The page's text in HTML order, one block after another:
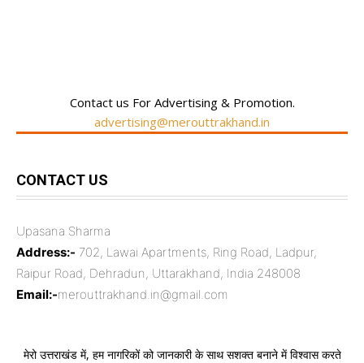
Contact us For Advertising & Promotion.
advertising@merouttrakhand.in
CONTACT US
Upasana Sharma
Address:- 702, Lawai Apartments, Ring Road, Ladpur,
Raipur Road, Dehradun, Uttarakhand, India 248008
Email:-merouttrakhand.in@gmail.com
मेरो उत्तराखंड में, हम नागरिकों को जानकारी के साथ सशक्त बनाने में विश्वास करते